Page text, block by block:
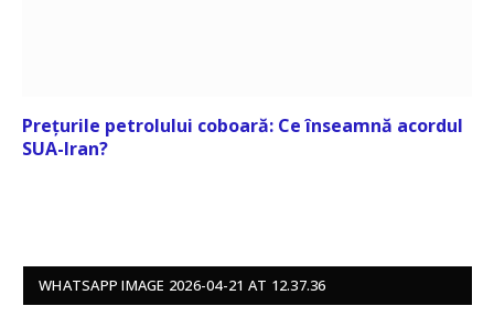
Prețurile petrolului coboară: Ce înseamnă acordul
SUA-Iran?
WHATSAPP IMAGE 2026-04-21 AT 12.37.36